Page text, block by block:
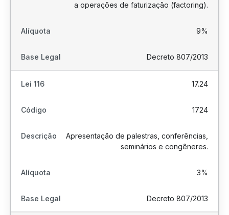
a operações de faturização (factoring).
9%
Decreto 807/2013
17.24
1724
Apresentação de palestras, conferências,
seminários e congêneres.
3%
Decreto 807/2013